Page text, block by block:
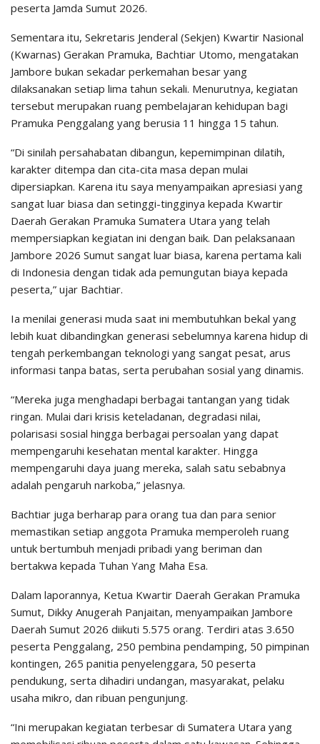
peserta Jamda Sumut 2026.
Sementara itu, Sekretaris Jenderal (Sekjen) Kwartir Nasional
(Kwarnas) Gerakan Pramuka, Bachtiar Utomo, mengatakan
Jambore bukan sekadar perkemahan besar yang
dilaksanakan setiap lima tahun sekali. Menurutnya, kegiatan
tersebut merupakan ruang pembelajaran kehidupan bagi
Pramuka Penggalang yang berusia 11 hingga 15 tahun.
“Di sinilah persahabatan dibangun, kepemimpinan dilatih,
karakter ditempa dan cita-cita masa depan mulai
dipersiapkan. Karena itu saya menyampaikan apresiasi yang
sangat luar biasa dan setinggi-tingginya kepada Kwartir
Daerah Gerakan Pramuka Sumatera Utara yang telah
mempersiapkan kegiatan ini dengan baik. Dan pelaksanaan
Jambore 2026 Sumut sangat luar biasa, karena pertama kali
di Indonesia dengan tidak ada pemungutan biaya kepada
peserta,” ujar Bachtiar.
Ia menilai generasi muda saat ini membutuhkan bekal yang
lebih kuat dibandingkan generasi sebelumnya karena hidup di
tengah perkembangan teknologi yang sangat pesat, arus
informasi tanpa batas, serta perubahan sosial yang dinamis.
“Mereka juga menghadapi berbagai tantangan yang tidak
ringan. Mulai dari krisis keteladanan, degradasi nilai,
polarisasi sosial hingga berbagai persoalan yang dapat
mempengaruhi kesehatan mental karakter. Hingga
mempengaruhi daya juang mereka, salah satu sebabnya
adalah pengaruh narkoba,” jelasnya.
Bachtiar juga berharap para orang tua dan para senior
memastikan setiap anggota Pramuka memperoleh ruang
untuk bertumbuh menjadi pribadi yang beriman dan
bertakwa kepada Tuhan Yang Maha Esa.
Dalam laporannya, Ketua Kwartir Daerah Gerakan Pramuka
Sumut, Dikky Anugerah Panjaitan, menyampaikan Jambore
Daerah Sumut 2026 diikuti 5.575 orang. Terdiri atas 3.650
peserta Penggalang, 250 pembina pendamping, 50 pimpinan
kontingen, 265 panitia penyelenggara, 50 peserta
pendukung, serta dihadiri undangan, masyarakat, pelaku
usaha mikro, dan ribuan pengunjung.
“Ini merupakan kegiatan terbesar di Sumatera Utara yang